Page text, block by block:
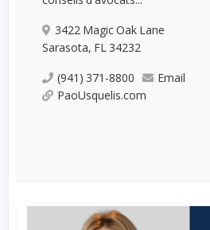
3422 Magic Oak Lane
Sarasota, FL 34232
(941) 371-8800
Email
PaoUsquelis.com